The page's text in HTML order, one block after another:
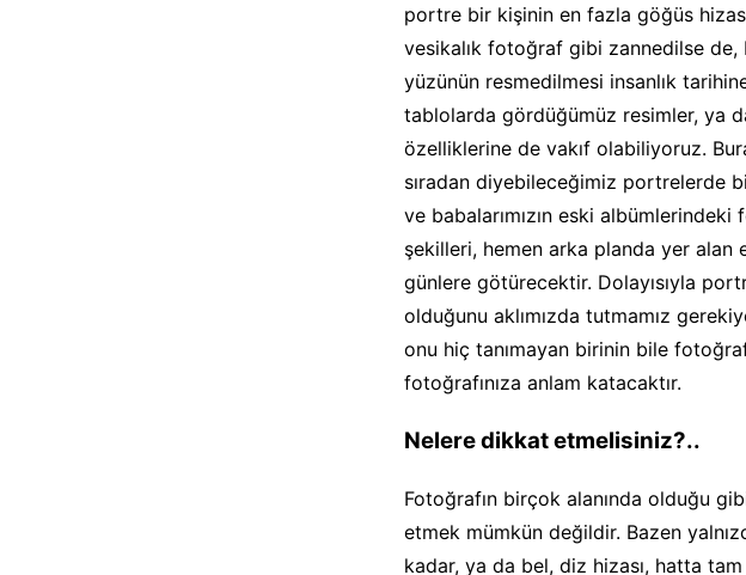
portre bir kişinin en fazla göğüs
vesikalık fotoğraf gibi zannedilse de,
yüzünün resmedilmesi insanlık
tablolarda gördüğümüz resimler, ya
özelliklerine de vakıf olabiliyoruz.
sıradan diyebileceğimiz portrelerde
ve babalarımızın eski
şekilleri, hemen arka planda yer
günlere götürecektir. Dolayısıyla
olduğunu aklımızda tutmamız
onu hiç tanımayan birinin bile
fotoğrafınıza anlam katacaktır.
Nelere dikkat etmelisiniz?..
Fotoğrafın birçok alanında olduğu
etmek mümkün değildir. Bazen
kadar, ya da bel, diz hizası, hatta